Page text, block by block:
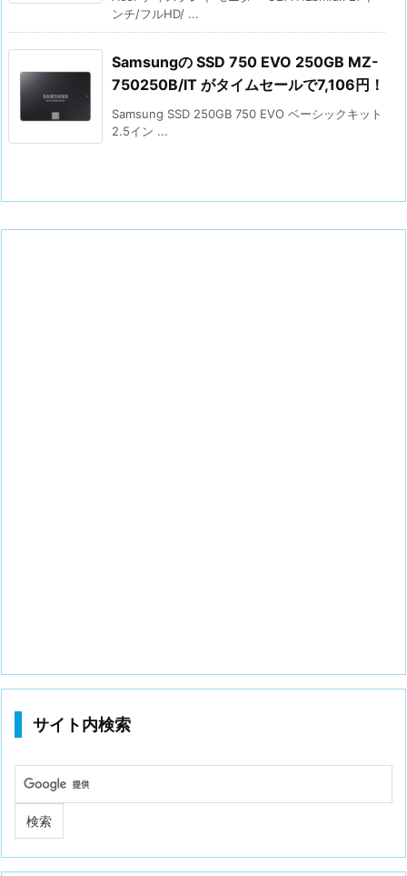
ンチ/フルHD/ ...
Samsungの SSD 750 EVO 250GB MZ-
750250B/IT がタイムセールで7,106円！
Samsung SSD 250GB 750 EVO ベーシックキット
2.5イン ...
サイト内検索